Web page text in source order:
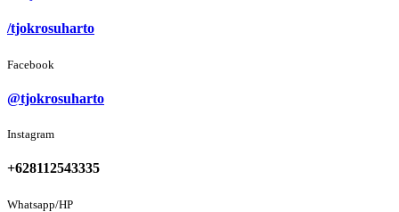
/tjokrosuharto
Facebook
@tjokrosuharto
Instagram
+628112543335
Whatsapp/HP